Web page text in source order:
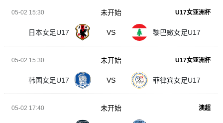
05-02 15:30 U17女亚洲杯
日本女足U17 VS 黎巴嫩女足U17
未开始
05-02 15:30 U17女亚洲杯
韩国女足U17 VS 菲律宾女足U17
未开始
05-02 17:40 澳超
未开始